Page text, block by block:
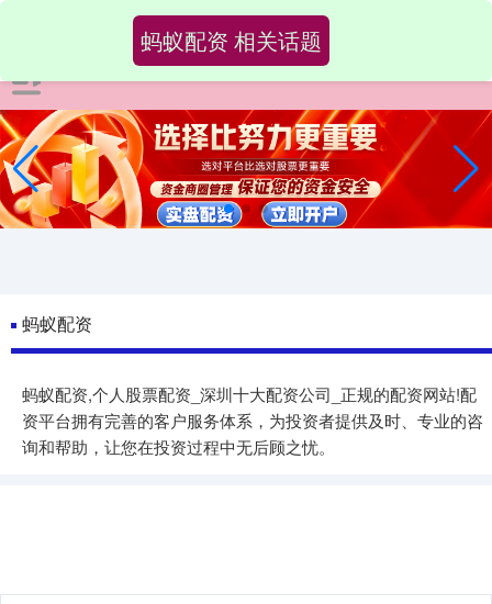
蚂蚁配资
蚂蚁配资,个人股票配资_深圳十大配资公司_正规的配资网站!配
资平台拥有完善的客户服务体系，为投资者提供及时、专业的咨
询和帮助，让您在投资过程中无后顾之忧。
蚂蚁配资 相关话题